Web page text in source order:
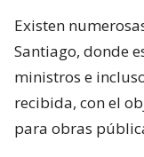
Existen
Santiago, donde
ministros e
recibida, con el
para obras